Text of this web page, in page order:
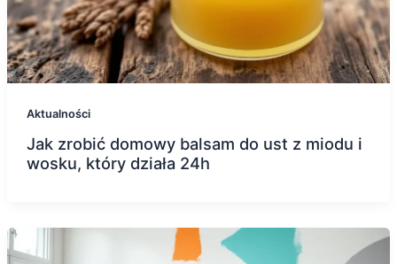
Aktualności
Jak zrobić domowy balsam do ust z miodu i
wosku, który działa 24h